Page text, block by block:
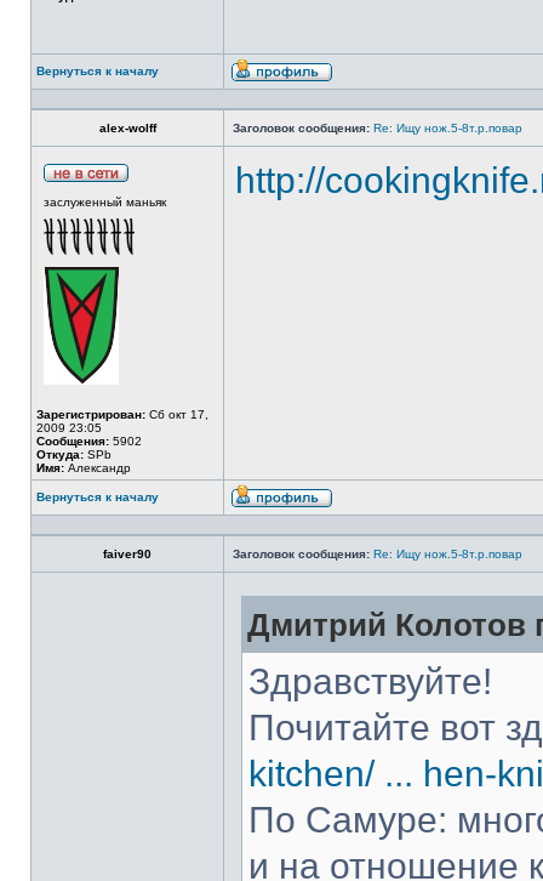
Вернуться к началу
alex-wolff Заголовок сообщения: Re: Ищу нож.5-8т.р.повар
заслуженный маньяк
Зарегистрирован: Сб окт 17,
2009 23:05
Сообщения: 5902
Откуда: SPb
Имя: Александр
http://
Вернуться к началу
faiver90 Заголовок сообщения: Re: Ищу нож.5-8т.р.повар
Дмитрий Колотов
Здравствуйте!
Почитайте вот
kitchen/ ... hen-
По Самуре:
и на отношение